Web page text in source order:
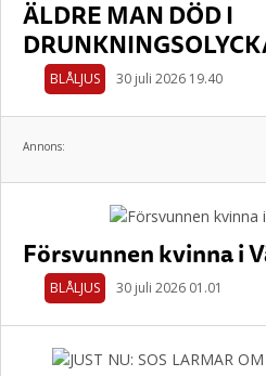
ÄLDRE MAN DÖD I
BLÅLJUS 30 juli 2026 19.40
Annons:
Försvunnen kvinna i
BLÅLJUS 30 juli 2026 01.01